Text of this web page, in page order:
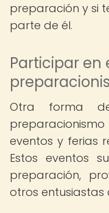
preparación y si
parte de él.
Participar en
Otra forma
eventos y ferias
Estos eventos
preparación,
otros